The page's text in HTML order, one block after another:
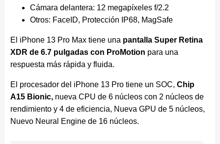
Cámara delantera: 12 megapíxeles f/2.2
Otros: FaceID, Protección IP68, MagSafe
El iPhone 13 Pro Max tiene una pantalla Super Retina
XDR de 6.7 pulgadas con ProMotion para una
respuesta más rápida y fluida.
El procesador del iPhone 13 Pro tiene un SOC, Chip
A15 Bionic,nueva CPU de 6 núcleos con 2 núcleos de
rendimiento y 4 de eficiencia, Nueva GPU de 5 núcleos,
Nuevo Neural Engine de 16 núcleos.